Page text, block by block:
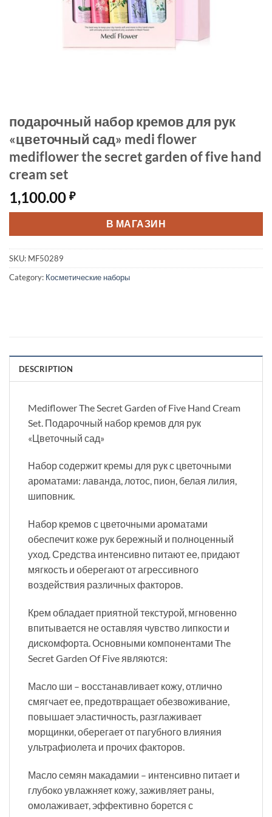
подарочный набор кремов для рук
«цветочный сад» medi flower
mediflower the secret garden of five hand
cream set
1,100.00 ₽
В МАГАЗИН
SKU: MF50289
Category: Косметические наборы
DESCRIPTION
Mediflower The Secret Garden of Five Hand Cream
Set. Подарочный набор кремов для рук
«Цветочный сад»
Набор содержит кремы для рук с цветочными
ароматами: лаванда, лотос, пион, белая лилия,
шиповник.
Набор кремов с цветочными ароматами
обеспечит коже рук бережный и полноценный
уход. Средства интенсивно питают ее, придают
мягкость и оберегают от агрессивного
воздействия различных факторов.
Крем обладает приятной текстурой, мгновенно
впитывается не оставляя чувство липкости и
дискомфорта. Основными компонентами The
Secret Garden Of Five являются:
Масло ши – восстанавливает кожу, отлично
смягчает ее, предотвращает обезвоживание,
повышает эластичность, разглаживает
морщинки, оберегает от пагубного влияния
ультрафиолета и прочих факторов.
Масло семян макадамии – интенсивно питает и
глубоко увлажняет кожу, заживляет раны,
омолаживает, эффективно борется с